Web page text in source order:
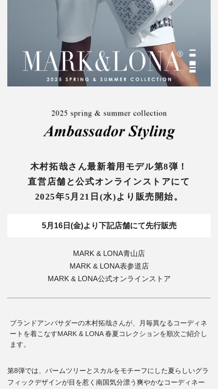
木村拓哉さん最新着用モデル第8弾！
直営店舗と公式オンラインストアにて
2025年5月21日(水)より販売開始。
5月16日(金)より下記店舗にて先行販売
MARK & LONA青山店
MARK & LONA表参道店
MARK & LONA公式オンラインストア
ブランドアンバサダーの木村拓哉さんが、月毎異なるコーディネ
ートを着こなすMARK & LONA 春夏コレクションを順次ご紹介し
ます。
第8弾では、パームツリーとスカルをモチーフにした夏らしいグラ
フィックデザインが目を惹く南国気分漂う爽やかなコーディネー